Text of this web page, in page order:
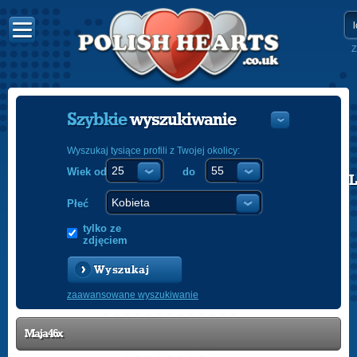
POLISH
Szybkiewyszukiwanie
Wyszukaj tysiące profili z Twojej okolicy:
Wiek od do
Płeć
tylko ze
zdjęciem
Wyszukaj
zaawansowane wyszukiwanie
Maja46x